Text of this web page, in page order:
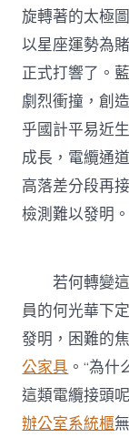
旋轉著的太極
以星座運勢為
正式打響了。
劇烈衝撞，創
乎國計平易近
成長，電纜通
高落差分段再
檢測難以發明
若何轉變這
員的何光華下
發明，困難的
公家具 。“為
這類電纜接頭
辦公室系統櫃